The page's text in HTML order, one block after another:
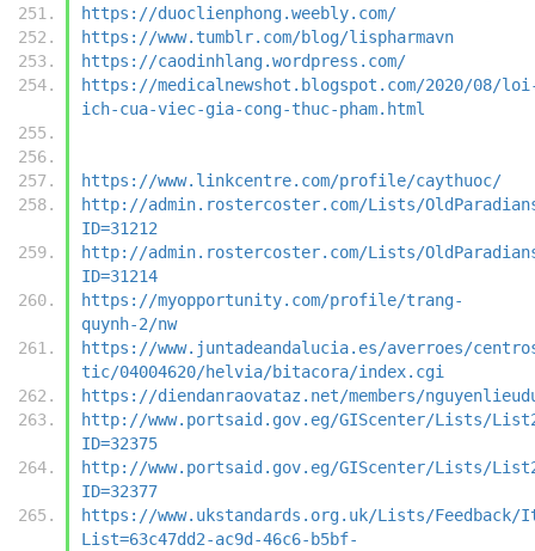
https://duoclienphong.weebly.com/
https://www.tumblr.com/blog/lispharmavn
https://caodinhlang.wordpress.com/
https://medicalnewshot.blogspot.com/2020/08/
ich-cua-viec-gia-cong-thuc-pham.html
https://www.linkcentre.com/profile/caythuoc/
http://admin.rostercoster.com/Lists/
ID=31212
http://admin.rostercoster.com/Lists/
ID=31214
https://myopportunity.com/profile/trang-
quynh-2/nw
https://www.juntadeandalucia.es/averroes/
tic/04004620/helvia/bitacora/index.cgi
https://diendanraovataz.net/members/
http://www.portsaid.gov.eg/GIScenter/Lists/
ID=32375
http://www.portsaid.gov.eg/GIScenter/Lists/
ID=32377
https://www.ukstandards.org.uk/Lists/Feedback/
List=63c47dd2-ac9d-46c6-b5bf-